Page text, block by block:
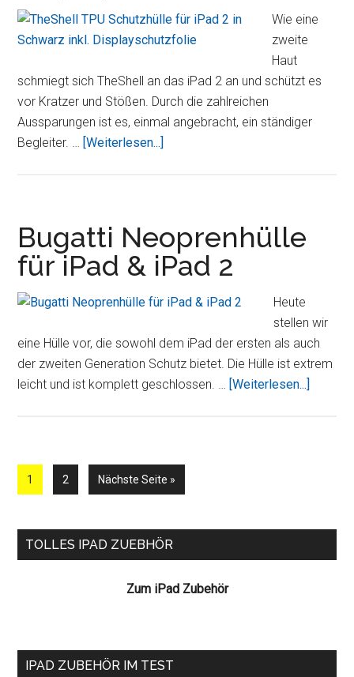
Wie eine
zweite
Haut
schmiegt sich TheShell an das iPad 2 an und schützt es
vor Kratzer und Stößen. Durch die zahlreichen
Aussparungen ist es, einmal angebracht, ein ständiger
Begleiter. … [Weiterlesen...]
2
in
inkl.
Bugatti Neoprenhülle
für iPad & iPad 2
Heute
stellen wir
eine Hülle vor, die sowohl dem iPad der ersten als auch
der zweiten Generation Schutz bietet. Die Hülle ist extrem
leicht und ist komplett geschlossen. … [Weiterlesen...]
Seite
1 Seite
2 Nächste Seite aufrufen
»
Seitenspalte
TOLLES IPAD ZUEBHÖR
Zum iPad Zubehör
IPAD ZUBEHÖR IM TEST